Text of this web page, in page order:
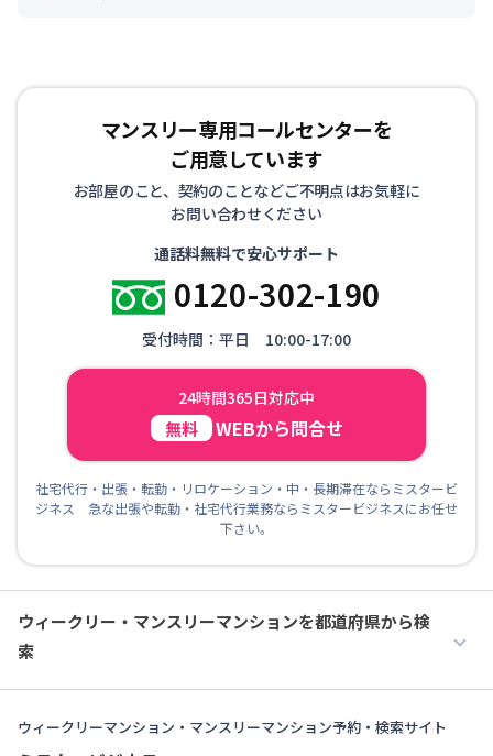
マンスリー専用コールセンターを
ご用意しています
お部屋のこと、契約のことなどご不明点はお気軽に
お問い合わせください
通話料無料で安心サポート
0120-302-190
受付時間：平日 10:00-17:00
24時間365日対応中
無料 WEBから問合せ
社宅代行・出張・転勤・リロケーション・中・長期滞在ならミスタービ
ジネス 急な出張や転勤・社宅代行業務ならミスタービジネスにお任せ
下さい。
ウィークリー・マンスリーマンションを都道府県から検
索
ウィークリーマンション・マンスリーマンション予約・検索サイト